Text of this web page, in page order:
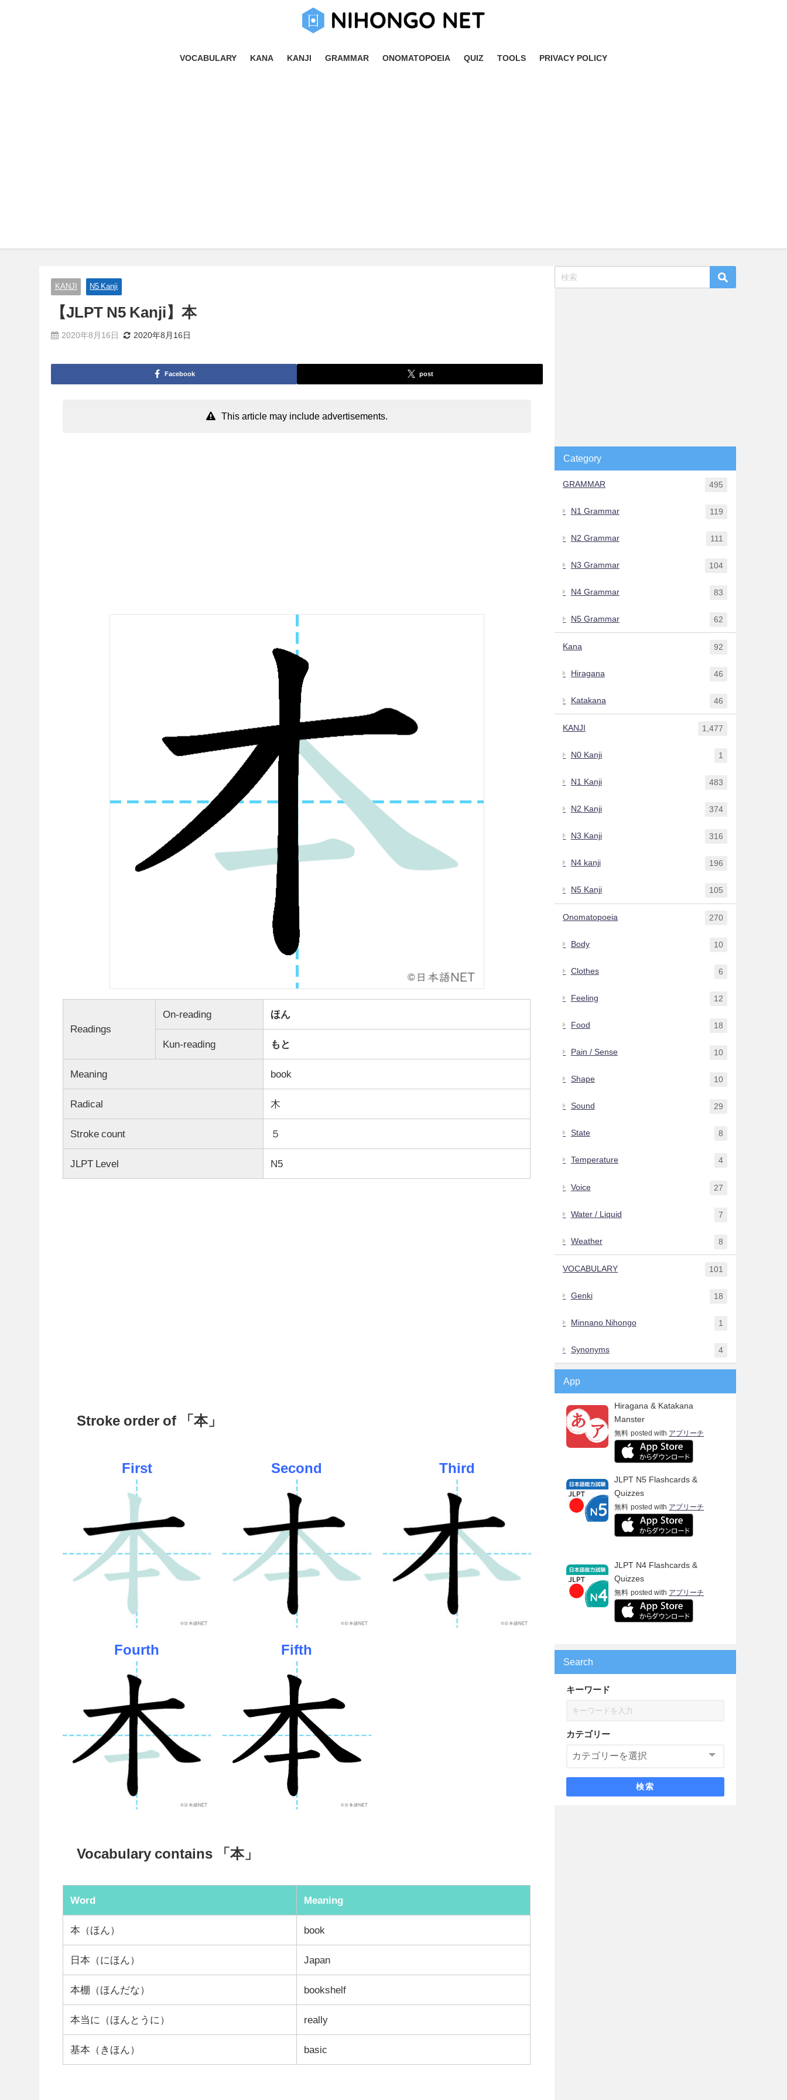
VOCABULARY KANA KANJI GRAMMAR ONOMATOPOEIA QUIZ TOOLS PRIVACY POLICY
KANJI N5 Kanji
【JLPT N5 Kanji】本
2020年8月16日 2020年8月16日
Facebook post
This article may include advertisements.
Readings
On-reading ほん
Kun-reading もと
Meaning book
Radical 木
Stroke count ５
JLPT Level N5
Stroke order of 「本」
First Second Third
Fourth Fifth
Vocabulary contains 「本」
Word Meaning
本（ほん） book
日本（にほん） Japan
本棚（ほんだな） bookshelf
本当に（ほんとうに） really
基本（きほん） basic
Category
GRAMMAR 495
N1 Grammar 119
N2 Grammar 111
N3 Grammar 104
N4 Grammar 83
N5 Grammar 62
Kana 92
Hiragana 46
Katakana 46
KANJI 1,477
N0 Kanji 1
N1 Kanji 483
N2 Kanji 374
N3 Kanji 316
N4 kanji 196
N5 Kanji 105
Onomatopoeia 270
Body 10
Clothes 6
Feeling 12
Food 18
Pain / Sense 10
Shape 10
Sound 29
State 8
Temperature 4
Voice 27
Water / Liquid 7
Weather 8
VOCABULARY 101
Genki 18
Minnano Nihongo 1
Synonyms 4
App
Hiragana & Katakana
Manster
無料 posted with アプリーチ
JLPT N5 Flashcards &
Quizzes
無料 posted with アプリーチ
JLPT N4 Flashcards &
Quizzes
無料 posted with アプリーチ
Search
キーワード
カテゴリー
検索